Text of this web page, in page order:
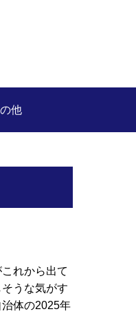
他
れから出て
うな気がす
体の2025年